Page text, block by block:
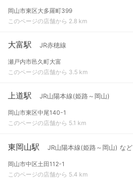
岡山市東区大多羅町399
このページの店舗から 2.8 km
大富駅 JR赤穂線
瀬戸内市邑久町大富
このページの店舗から 3.5 km
上道駅 JR山陽本線(姫路～岡山)
岡山市東区中尾140-1
このページの店舗から 5.1 km
東岡山駅 JR山陽本線(姫路～岡山) など
岡山市中区土田112-1
このページの店舗から 5.4 km